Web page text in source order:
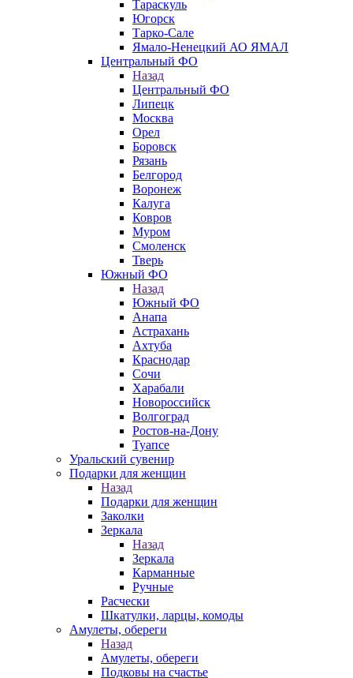
Тараскуль
Югорск
Тарко-Сале
Ямало-Ненецкий АО ЯМАЛ
Центральный ФО
Назад
Центральный ФО
Липецк
Москва
Орел
Боровск
Рязань
Белгород
Воронеж
Калуга
Ковров
Муром
Смоленск
Тверь
Южный ФО
Назад
Южный ФО
Анапа
Астрахань
Ахтуба
Краснодар
Сочи
Харабали
Новороссийск
Волгоград
Ростов-на-Дону
Туапсе
Уральский сувенир
Подарки для женщин
Назад
Подарки для женщин
Заколки
Зеркала
Назад
Зеркала
Карманные
Ручные
Расчески
Шкатулки, ларцы, комоды
Амулеты, обереги
Назад
Амулеты, обереги
Подковы на счастье